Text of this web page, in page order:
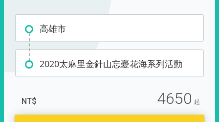
高雄市
2020太麻里金針山忘憂花海系列活動
NT$ 4650 起